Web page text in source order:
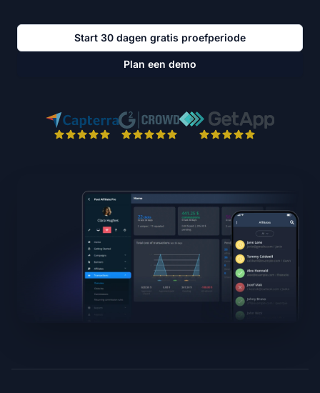
Start 30 dagen gratis proefperiode
Plan een demo